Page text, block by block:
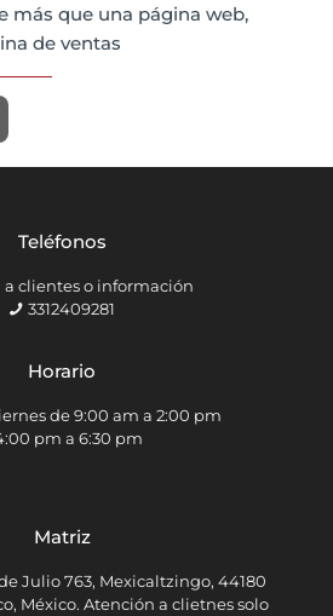
más que una página web,
de ventas
Teléfonos
clientes o información
3312409281
Horario
de 9:00 am a 2:00 pm
pm a 6:30 pm
Matriz
Julio 763, Mexicaltzingo, 44180
México. Atención a clietnes solo